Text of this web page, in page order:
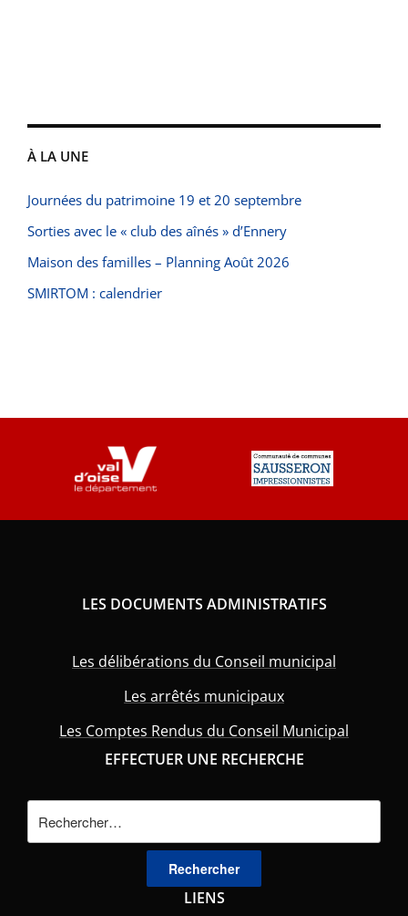
À LA UNE
Journées du patrimoine 19 et 20 septembre
Sorties avec le « club des aînés » d’Ennery
Maison des familles – Planning Août 2026
SMIRTOM : calendrier
LES DOCUMENTS ADMINISTRATIFS
Les délibérations du Conseil municipal
Les arrêtés municipaux
Les Comptes Rendus du Conseil Municipal
EFFECTUER UNE RECHERCHE
LIENS